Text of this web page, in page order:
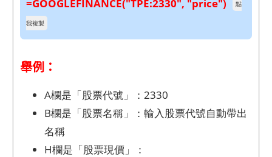
=GOOGLEFINANCE("TPE:2330", "price")
點
我複製
舉例：
A欄是「股票代號」：2330
B欄是「股票名稱」：輸入股票代號自動帶出
名稱
H欄是「股票現價」：